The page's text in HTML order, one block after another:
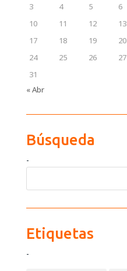
3 4 5 6
10
11 12 13
17
18 19 20
24
25 26 27
31
« Abr
Búsqueda
-
Etiquetas
-